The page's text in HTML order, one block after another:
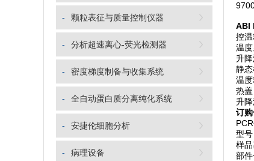
- 颗粒表征与质量控制仪器
- 分析超速离心-荧光检测器
- 密度梯度制备与收集系统
- 全自动蛋白质分离纯化系统
- 安捷伦细胞分析
- 病理设备
ABI
控
温
升
静
温
热
升
订购
型
样
部